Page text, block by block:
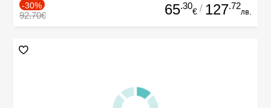
-30%
92.70€ 65.30
€ / 127.72
лв.